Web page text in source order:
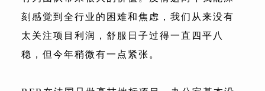
刻感觉到全行业的困难和焦虑，我们从来没有
太关注项目利润，舒服日子过得一直四平八
稳，但今年稍微有一点紧张。